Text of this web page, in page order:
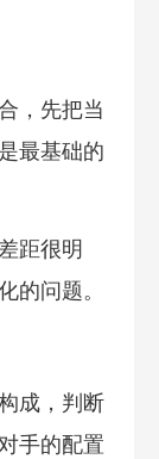
，先把当
最基础的
距很明
的问题。
成，判断
手的配置